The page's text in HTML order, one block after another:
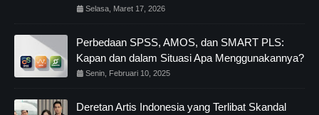
Selasa, Maret 17, 2026
Perbedaan SPSS, AMOS, dan SMART PLS:
Kapan dan dalam Situasi Apa Menggunakannya?
Senin, Februari 10, 2025
Deretan Artis Indonesia yang Terlibat Skandal